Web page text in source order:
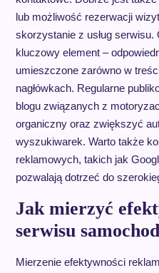
lub możliwość rezerwacji
skorzystanie z usług
kluczowy element –
umieszczone zarówno w
nagłówkach. Regularne
blogu związanych z
organiczny oraz zwiększyć
wyszukiwarek. Warto także
reklamowych, takich jak
pozwalają dotrzeć do
Jak mierzyć
serwisu
Mierzenie efektywności